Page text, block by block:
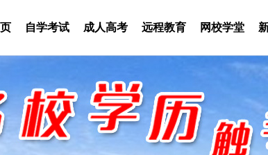
自学考试 成人高考 远程教育 网校学堂